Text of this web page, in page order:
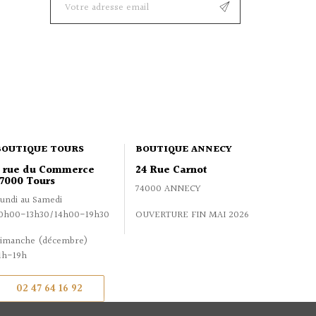
TOURS
rue du Commerce
Tours
au Samedi
13h30/14h00-19h30
(décembre)
19h
02 47 64 16 92
BOUTIQUE ANNECY
24 Rue Carnot
74000 ANNECY
OUVERTURE FIN MAI 2026